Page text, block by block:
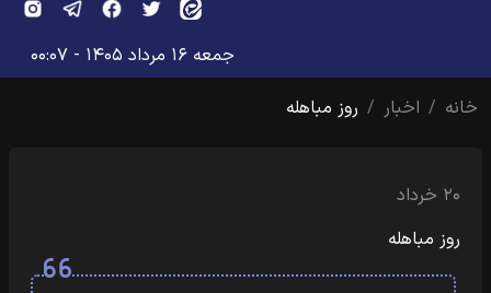
جمعه ۱۶ مرداد ۱۴۰۵ - ۰۰:۰۷
خانه
اخبار روز مباهله
۲۰ خرداد
روز مباهله